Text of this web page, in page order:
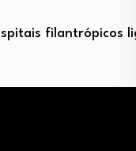
filantrópicos